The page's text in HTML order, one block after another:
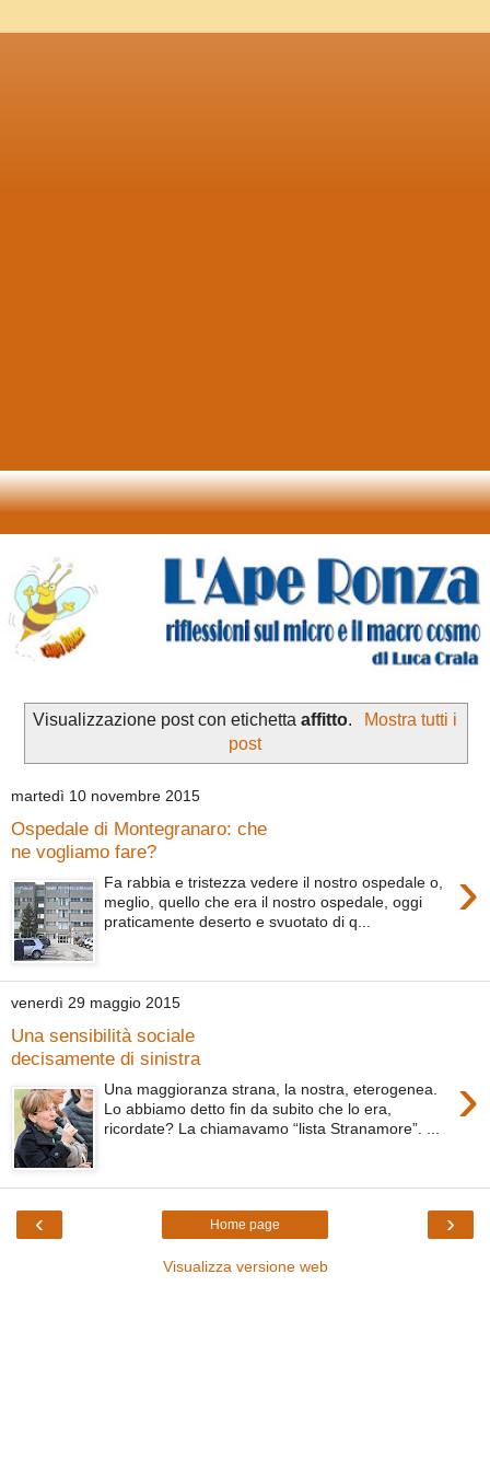
Visualizzazione post con etichettaaffitto.
Mostra tutti i
post
martedì 10 novembre 2015
Ospedale di Montegranaro: che
ne vogliamo fare?
›
Fa rabbia e tristezza vedere il nostro ospedale o,
meglio, quello che era il nostro ospedale, oggi
praticamente deserto e svuotato di q...
venerdì 29 maggio 2015
Una sensibilità sociale
decisamente di sinistra
›
Una maggioranza strana, la nostra, eterogenea.
Lo abbiamo detto fin da subito che lo era,
ricordate? La chiamavamo “lista Stranamore”. ...
‹ ›
Home page
Visualizza versione web